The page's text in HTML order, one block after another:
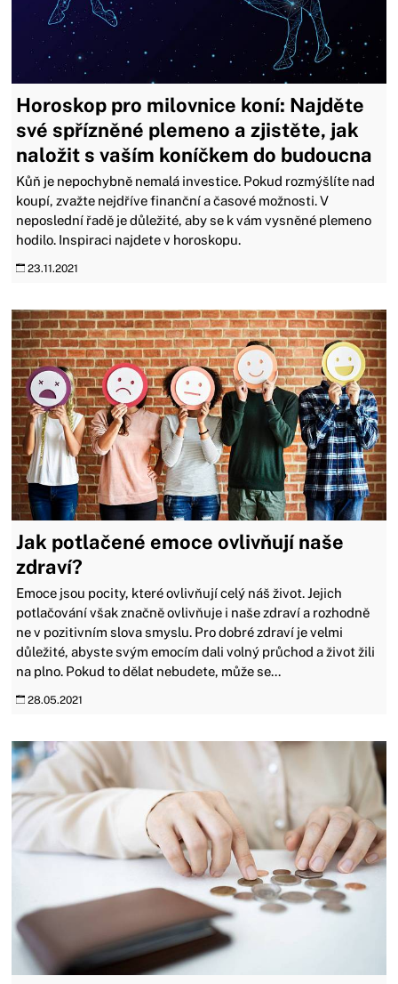
Horoskop pro milovnice koní: Najděte
své spřízněné plemeno a zjistěte, jak
naložit s vaším koníčkem do budoucna
Kůň je nepochybně nemalá investice. Pokud rozmýšlíte nad
koupí, zvažte nejdříve finanční a časové možnosti. V
neposlední řadě je důležité, aby se k vám vysněné plemeno
hodilo. Inspiraci najdete v horoskopu.
23.11.2021
Jak potlačené emoce ovlivňují naše
zdraví?
Emoce jsou pocity, které ovlivňují celý náš život. Jejich
potlačování však značně ovlivňuje i naše zdraví a rozhodně
ne v pozitivním slova smyslu. Pro dobré zdraví je velmi
důležité, abyste svým emocím dali volný průchod a život žili
na plno. Pokud to dělat nebudete, může se...
28.05.2021